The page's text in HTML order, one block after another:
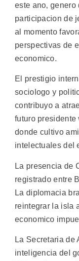
este ano, genero
participacion de
al momento
perspectivas de
economico.
El prestigio
sociologo y
contribuyo a
futuro
donde cultivo
intelectuales del
La presencia de
registrado entre
La diplomacia
reintegrar la isla
economico
La Secretaria de
inteligencia del